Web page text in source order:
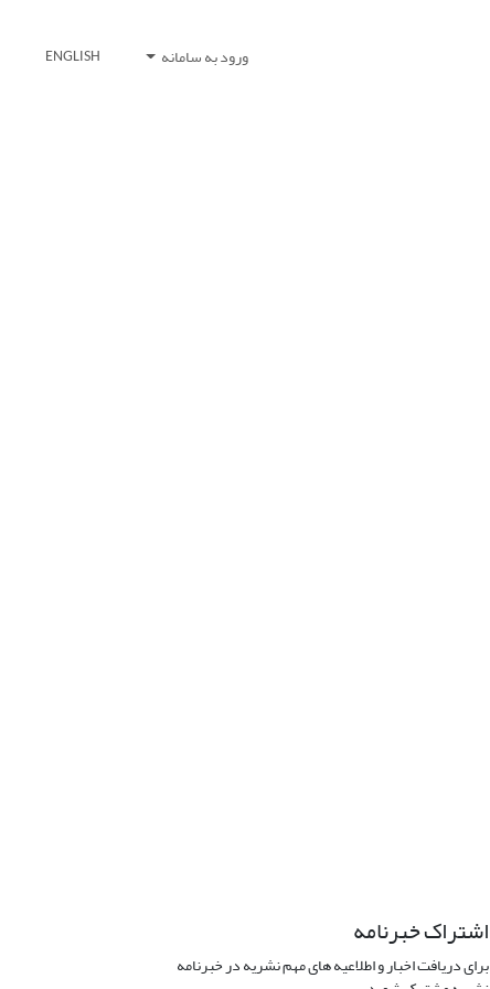
ورود به سامانه ENGLISH
اشتراک خبرنامه
برای دریافت اخبار و اطلاعیه های مهم نشریه در خبرنامه